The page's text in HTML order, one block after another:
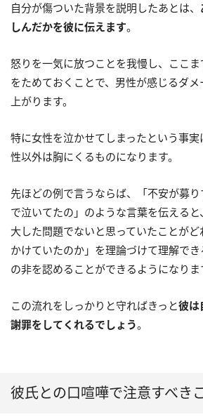
自分が傷ついた背景を説明したあとは、
しんだかを彼に伝えます。
怒りを一気に放つことを我慢し、ここ
をためておくことで、男性が感じるダ
上がります。
特に女性を泣かせてしまったという事
性以外は胸にくるものになります。
先ほどの例で言うならば、「不安が募
で泣いてたの」のような言葉を伝える
大した問題でないと思っていたことが
かけていたのか」を理論づけて理解で
の非を認めることができるようになりま
この流れをしっかりと守ればきっと彼は
謝罪をしてくれるでしょう。
彼氏との口喧嘩で注意すべき